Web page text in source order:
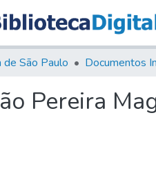
de São Paulo Documentos
Pereira